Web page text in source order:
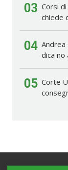
03 Corsi
chiede
04 Andrea
dica no
05 Corte